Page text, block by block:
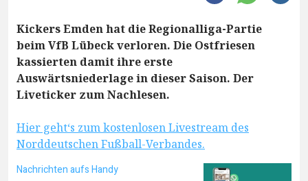
Kickers Emden hat die Regionalliga-Partie
beim VfB Lübeck verloren. Die Ostfriesen
kassierten damit ihre erste
Auswärtsniederlage in dieser Saison. Der
Liveticker zum Nachlesen.
Hier geht‘s zum kostenlosen Livestream des
Norddeutschen Fußball-Verbandes.
Nachrichten aufs Handy